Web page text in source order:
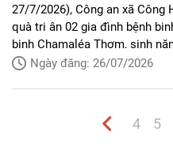
27/7/2026), Công an xã
quà tri ân 02 gia đình bệnh
binh Chamaléa Thơm, sinh
gia đình bệnh binh Katơr
Ngày đăng: 26/07/2026
4 5